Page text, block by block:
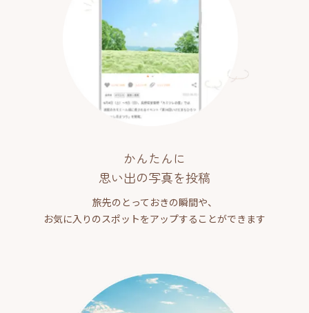
かんたんに
思い出の写真を投稿
旅先のとっておきの瞬間や、
お気に入りのスポットをアップすることができます